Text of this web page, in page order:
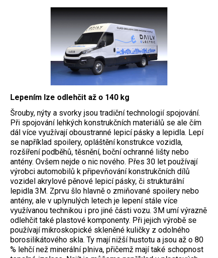
Lepením lze odlehčit až o 140 kg
Šrouby, nýty a svorky jsou tradiční technologií spojování.
Při spojování lehkých konstrukčních materiálů se ale čím
dál více využívají oboustranné lepicí pásky a lepidla. Lepí
se například spoilery, opláštění konstrukce vozidla,
rozšíření podběhů, těsnění, boční ochranné lišty nebo
antény. Ovšem nejde o nic nového. Přes 30 let používají
výrobci automobilů k připevňování konstrukčních dílů
vozidel akrylové pěnové lepicí pásky, či strukturální
lepidla 3M. Zprvu šlo hlavně o zmiňované spoilery nebo
antény, ale v uplynulých letech je lepení stále více
využívanou technikou i pro jiné části vozu. 3M umí výrazně
odlehčit také plastové komponenty. Při jejich výrobě se
používají mikroskopické skleněné kuličky z odolného
borosilikátového skla. Ty mají nižší hustotu a jsou až o 80
% lehčí než minerální plniva, přičemž mají také schopnost